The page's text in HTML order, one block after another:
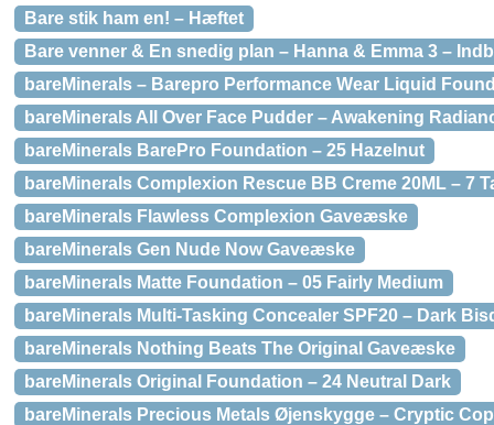
Bare stik ham en! – Hæftet
Bare venner & En snedig plan – Hanna & Emma 3 –
bareMinerals – Barepro Performance Wear Liquid
bareMinerals All Over Face Pudder – Awakening
bareMinerals BarePro Foundation – 25 Hazelnut
bareMinerals Complexion Rescue BB Creme 20ML – 7
bareMinerals Flawless Complexion Gaveæske
bareMinerals Gen Nude Now Gaveæske
bareMinerals Matte Foundation – 05 Fairly Medium
bareMinerals Multi-Tasking Concealer SPF20 – Dark
bareMinerals Nothing Beats The Original Gaveæske
bareMinerals Original Foundation – 24 Neutral Dark
bareMinerals Precious Metals Øjenskygge – Cryptic